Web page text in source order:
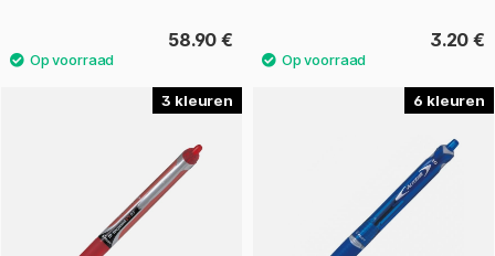
58.90 € 3.20 €
3 6